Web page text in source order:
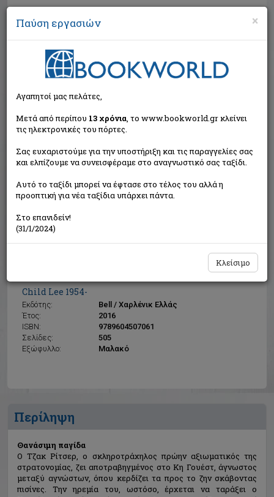
Αναζήτηση
Child Lee 1954-
Εκδότης:
Bell / Χαρλένικ Ελλάς
Έτος:
2016
ISBN:
9789604507061
Σελίδες:
505
Εξώφυλλο:
Μαλακό
Εξαντλημένο από τον
εκδότη
Περίληψη
Θανάσιμη παγίδα
Ο Τζακ Ρίτσερ, ο σκληροτράχηλος πρώην αξιωματικός της
στρατονομίας, ζει αποτραβηγμένος στο Κη Γουέστ, άγνωστος
μεταξύ αγνώστων, όπου κερδίζει τα προς το ζην σκάβοντας
πισίνες. Την ηρεμία του, ωστόσο, έρχεται να ταράξει ο
×
Παύση εργασιών
Αγαπητοί μας πελάτες,
Μετά από περίπου 13 χρόνια, το www.bookworld.gr κλείνει
τις ηλεκτρονικές του πόρτες.
Σας ευχαριστούμε για την υποστήριξη και τις παραγγελίες σας
και ελπίζουμε να συνεισφέραμε στο αναγνωστικό σας ταξίδι.
Αυτό το ταξίδι μπορεί να έφτασε στο τέλος του αλλά η
προοπτική για νέα ταξίδια υπάρχει πάντα.
Στο επανιδείν!
(31/1/2024)
Κλείσιμο